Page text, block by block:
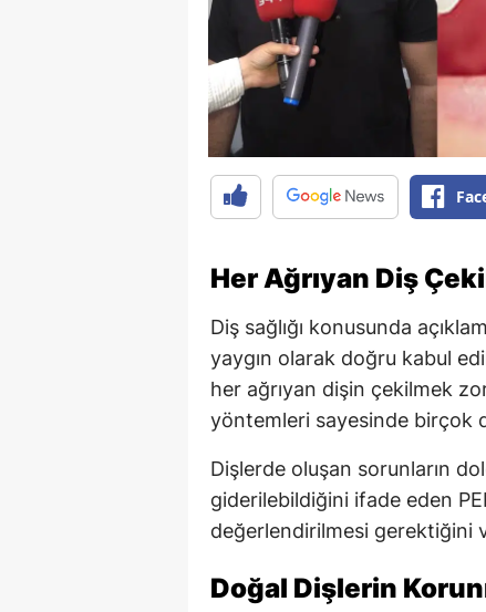
Her Ağrıyan Diş
Diş sağlığı konusunda
yaygın olarak doğru kabul
her ağrıyan dişin çekilmek
yöntemleri sayesinde birçok
Dişlerde oluşan sorunların
giderilebildiğini ifade eden
değerlendirilmesi gerektiğini
Doğal Dişlerin